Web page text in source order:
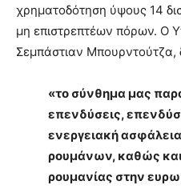
χρηματοδότηση ύψους 14
μη επιστρεπτέων πόρων. Ο
Σεμπάστιαν Μπουρντούτζα,
«το σύνθημα μας
επενδύσεις,
ενεργειακή
ρουμάνων, καθώς
ρουμανίας στην